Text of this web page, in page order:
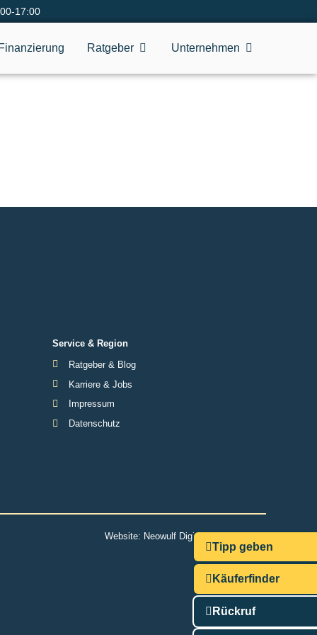
17:00
Finanzierung Ratgeber Unternehmen
Tipp geben
Käuferfinder
Rückruf
Service & Region
Ratgeber & Blog
Karriere & Jobs
Impressum
Datenschutz
Website: Neowulf Digitalmarketing